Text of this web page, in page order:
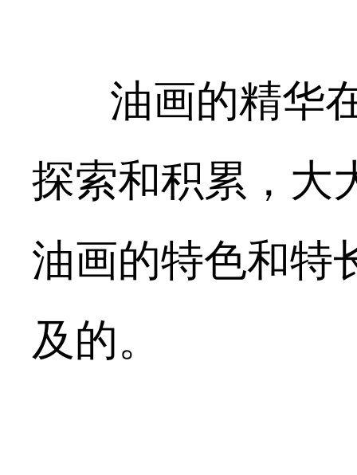
油画的精华在
探索和积累，大
油画的特色和特
及的。